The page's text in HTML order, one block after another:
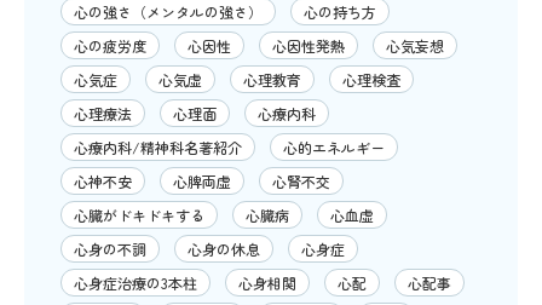
心の強さ（メンタルの強さ）
心の持ち方
心の疲労度
心因性 心因性発熱
心気妄想
心気症
心気虚 心理教育
心理検査
心理療法
心理面
心療内科
心療内科/精神科名著紹介
心的エネルギー
心神不安
心脾両虚
心腎不交
心臓がドキドキする
心臓病
心血虚
心身の不調
心身の休息
心身症
心身症治療の3本柱
心身相関 心配
心配事